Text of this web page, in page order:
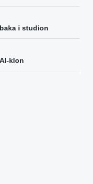
i studion
klon